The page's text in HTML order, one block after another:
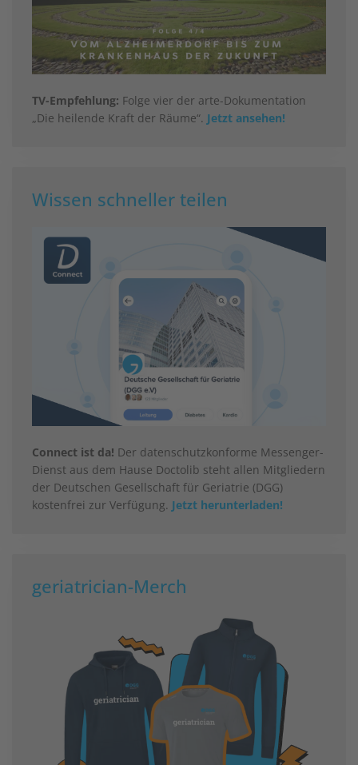
TV-Empfehlung: Folge vier der arte-Dokumentation
„Die heilende Kraft der Räume“. Jetzt ansehen!
Wissen schneller teilen
Connect ist da! Der datenschutzkonforme Messenger-
Dienst aus dem Hause Doctolib steht allen Mitgliedern
der Deutschen Gesellschaft für Geriatrie (DGG)
kostenfrei zur Verfügung. Jetzt herunterladen!
geriatrician-Merch